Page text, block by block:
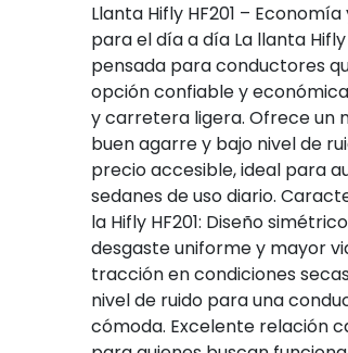
Llanta Hifly HF201 –
para el día a día La llanta Hifly
pensada para conductores
opción confiable y
y carretera ligera. Ofrece un
buen agarre y bajo nivel de
precio accesible, ideal para
sedanes de uso diario.
la Hifly HF201: Diseño
desgaste uniforme y mayor
tracción en condiciones
nivel de ruido para una
cómoda. Excelente relación